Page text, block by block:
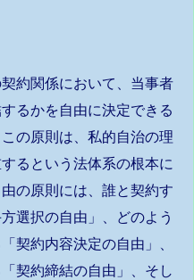
約関係において、当事者
るかを自由に決定できる
の原則は、私的自治の理
るという法体系の根本に
の原則には、誰と契約す
選択の自由」、どのよう
契約内容決定の自由」、
契約締結の自由」、そし